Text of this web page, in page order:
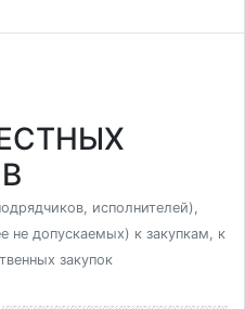
исполнителей),
не допускаемых) к закупкам, к
закупок